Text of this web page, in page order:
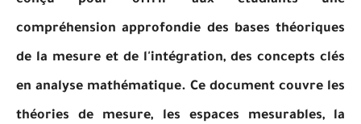
compréhension approfondie des bases théoriques
de la mesure et de l'intégration, des concepts clés
en analyse mathématique. Ce document couvre les
théories de mesure, les espaces mesurables, la